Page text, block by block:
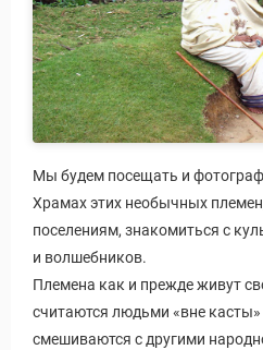
Мы будем посещать и
Храмах этих необычных
поселениям, знакомиться с
и волшебников.
Племена как и прежде живут
считаются людьми «вне касты»
смешиваются с другими